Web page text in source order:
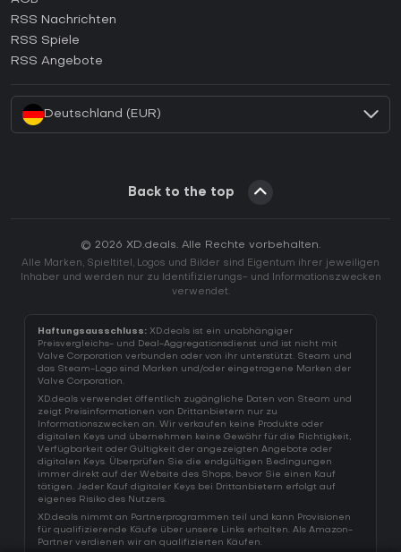
Wie aktiviert man einen GOG CD Key?
Wie aktiviert man einen Ubisoft Connect CD Key?
RSS Nachrichten
RSS Spiele
RSS Angebote
Deutschland (EUR)
Back to the top
© 2026 XD.deals. Alle Rechte vorbehalten.
Alle Marken, Spieltitel, Logos und Bilder sind Eigentum ihrer jeweiligen
Inhaber und werden nur zu Identifizierungs- und Informationszwecken
verwendet.
Haftungsausschluss: XD.deals ist ein unabhängiger
Preisvergleichs- und Deal-Aggregationsdienst und ist nicht mit
Valve Corporation verbunden oder von ihr unterstützt. Steam und
das Steam-Logo sind Marken und/oder eingetragene Marken der
Valve Corporation.
XD.deals verwendet öffentlich zugängliche Daten von Steam und
zeigt Preisinformationen von Drittanbietern nur zu
Informationszwecken an. Wir verkaufen keine Produkte oder
digitalen Keys und übernehmen keine Gewähr für die Richtigkeit,
Verfügbarkeit oder Gültigkeit der angezeigten Angebote oder
digitalen Keys. Überprüfen Sie die endgültigen Bedingungen
immer direkt auf der Website des Shops, bevor Sie einen Kauf
tätigen. Jeder Kauf digitaler Keys bei Drittanbietern erfolgt auf
eigenes Risiko des Nutzers.
XD.deals nimmt an Partnerprogrammen teil und kann Provisionen
für qualifizierende Käufe über unsere Links erhalten. Als Amazon-
Partner verdienen wir an qualifizierten Käufen.